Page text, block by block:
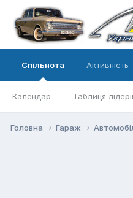
Спільнота
Календар Таблиця
Активність
Головна Гараж